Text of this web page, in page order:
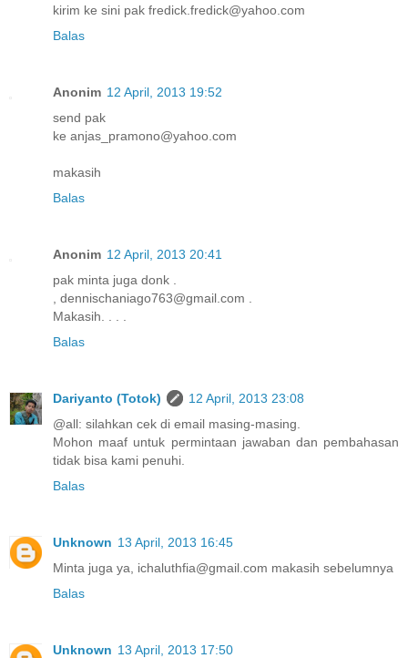
kirim ke sini pak fredick.fredick@yahoo.com
Balas
Anonim 12 April, 2013 19:52
send pak
ke anjas_pramono@yahoo.com
makasih
Balas
Anonim 12 April, 2013 20:41
pak minta juga donk .
, dennischaniago763@gmail.com .
Makasih. . . .
Balas
Dariyanto (Totok)
12 April, 2013 23:08
@all: silahkan cek di email masing-masing.
Mohon maaf untuk permintaan jawaban dan pembahasan
tidak bisa kami penuhi.
Balas
Unknown 13 April, 2013 16:45
Minta juga ya, ichaluthfia@gmail.com makasih sebelumnya
Balas
Unknown 13 April, 2013 17:50